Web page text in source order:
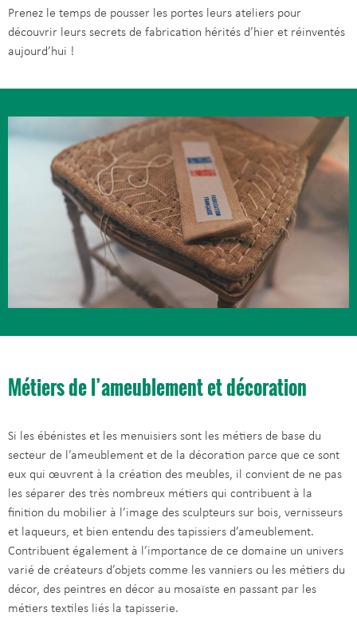
Prenez le temps de pousser les portes leurs ateliers pour
découvrir leurs secrets de fabrication hérités d’hier et réinventés
aujourd’hui !
Métiers de l’ameublement et décoration
Si les ébénistes et les menuisiers sont les métiers de base du
secteur de l’ameublement et de la décoration parce que ce sont
eux qui œuvrent à la création des meubles, il convient de ne pas
les séparer des très nombreux métiers qui contribuent à la
finition du mobilier à l’image des sculpteurs sur bois, vernisseurs
et laqueurs, et bien entendu des tapissiers d’ameublement.
Contribuent également à l’importance de ce domaine un univers
varié de créateurs d’objets comme les vanniers ou les métiers du
décor, des peintres en décor au mosaïste en passant par les
métiers textiles liés la tapisserie.